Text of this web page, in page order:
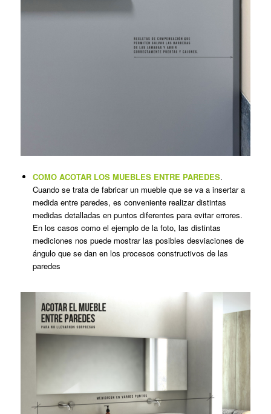
COMO ACOTAR LOS MUEBLES ENTRE PAREDES.
Cuando se trata de fabricar un mueble que se va a insertar a
medida entre paredes, es conveniente realizar distintas
medidas detalladas en puntos diferentes para evitar errores.
En los casos como el ejemplo de la foto, las distintas
mediciones nos puede mostrar las posibles desviaciones de
ángulo que se dan en los procesos constructivos de las
paredes